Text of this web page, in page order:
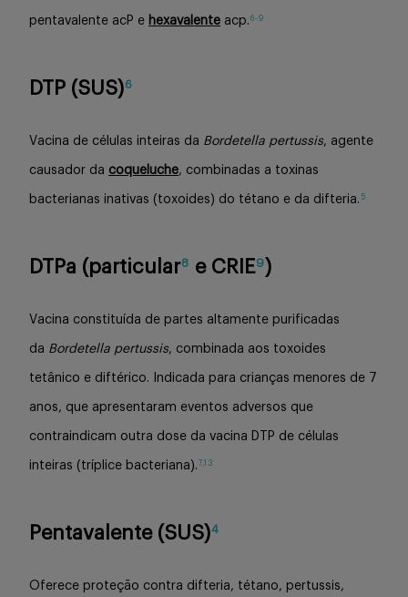
pentavalente acP e hexavalente acp. 6-9
DTP (SUS)6
Vacina de células inteiras da Bordetella pertussis, agente
causador da coqueluche, combinadas a toxinas
bacterianas inativas (toxoides) do tétano e da difteria. 5
DTPa (particular8 e CRIE9 )
Vacina constituída de partes altamente purificadas
da Bordetella pertussis, combinada aos toxoides
tetânico e diftérico. Indicada para crianças menores de 7
anos, que apresentaram eventos adversos que
contraindicam outra dose da vacina DTP de células
inteiras (tríplice bacteriana). 7,13
Pentavalente (SUS)4
Oferece proteção contra difteria, tétano, pertussis,